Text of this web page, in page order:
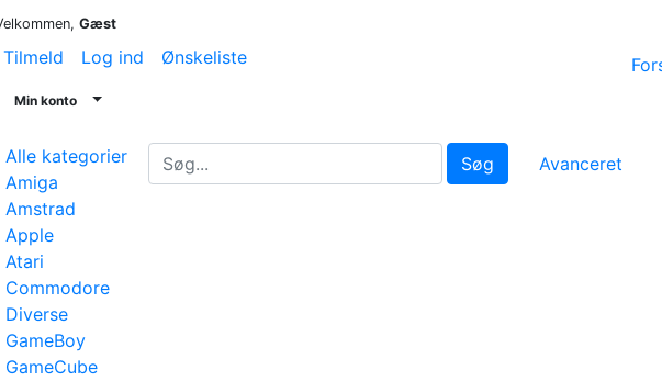
Gæst
Tilmeld Log ind Ønskeliste
Min konto
Alle kategorier
Amiga
Amstrad
Apple
Atari
Commodore
Diverse
GameBoy
GameCube
Søg Avanceret